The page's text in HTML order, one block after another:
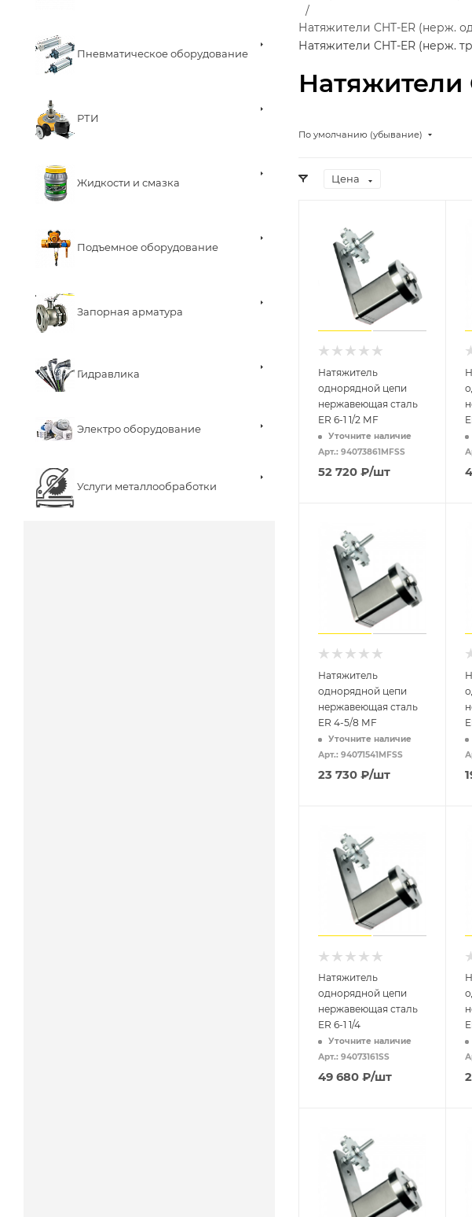
Пневматическое оборудование
РТИ
Жидкости и смазка
Подъемное оборудование
Запорная арматура
Гидравлика
Электро оборудование
Услуги металлообработки
Натяжители
Натяжители CHT-ER (нерж.
Натяжители CHT-ER (нерж.
По умолчанию (убывание)
Цена
Натяжитель
однорядной цепи
нержавеющая сталь
ER 6-1 1/2 MF
Уточните наличие
Арт.: 94073861MFSS
52 720 ₽/шт
Натяжитель
однорядной цепи
нержавеющая сталь
ER 4-5/8 MF
Уточните наличие
Арт.: 94071541MFSS
23 730 ₽/шт
Натяжитель
однорядной цепи
нержавеющая сталь
ER 6-1 1/4
Уточните наличие
Арт.: 94073161SS
49 680 ₽/шт